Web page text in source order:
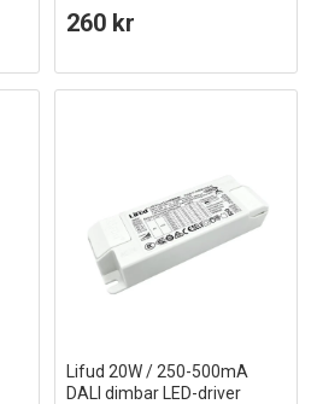
og app, Hull: Ø20,5 cm, Mål:
Ø21,5 cm
260 kr
Lifud 20W / 250-500mA
DALI dimbar LED-driver